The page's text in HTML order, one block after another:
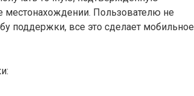
местонахождении. Пользователю не
поддержки, все это сделает мобильное